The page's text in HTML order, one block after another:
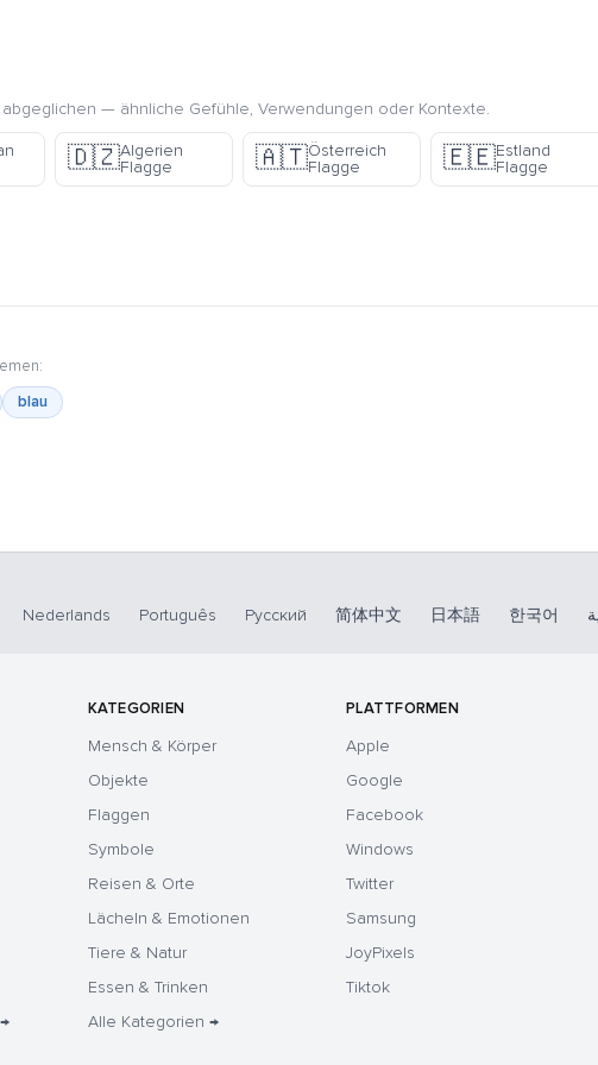
— ähnliche Gefühle, Verwendungen oder Kontexte.
🇩🇿Algerien
Flagge
🇦🇹Österreich
Flagge
🇪🇪Estland
Flagge
blau
Nederlands Português Русский 简体中文 日本語 한국어
KATEGORIEN
Mensch & Körper
Objekte
Flaggen
Symbole
Reisen & Orte
Lächeln & Emotionen
Tiere & Natur
Essen & Trinken
Alle Kategorien →
PLATTFORMEN
Apple
Google
Facebook
Windows
Twitter
Samsung
JoyPixels
Tiktok